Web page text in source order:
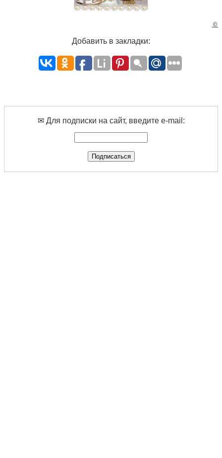
©
Добавить в закладки:
✉ Для подписки на сайт, введите e-mail: